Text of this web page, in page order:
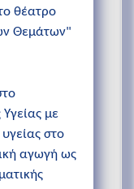
θέατρο
Θεμάτων"
με
στο
αγωγή ως